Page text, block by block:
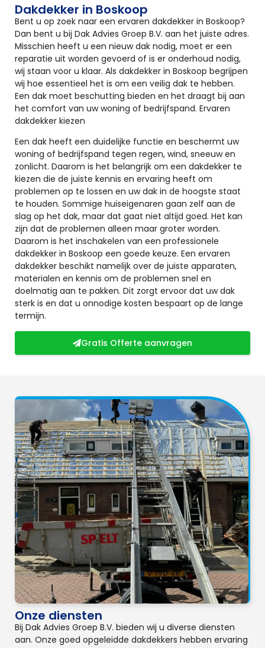
Dakdekker in Boskoop
Bent u op zoek naar een ervaren dakdekker in Boskoop?
Dan bent u bij Dak Advies Groep B.V. aan het juiste adres.
Misschien heeft u een nieuw dak nodig, moet er een
reparatie uit worden gevoerd of is er onderhoud nodig,
wij staan voor u klaar. Als dakdekker in Boskoop begrijpen
wij hoe essentieel het is om een veilig dak te hebben.
Een dak moet beschutting bieden en het draagt bij aan
het comfort van uw woning of bedrijfspand. Ervaren
dakdekker kiezen
Een dak heeft een duidelijke functie en beschermt uw
woning of bedrijfspand tegen regen, wind, sneeuw en
zonlicht. Daarom is het belangrijk om een dakdekker te
kiezen die de juiste kennis en ervaring heeft om
problemen op te lossen en uw dak in de hoogste staat
te houden. Sommige huiseigenaren gaan zelf aan de
slag op het dak, maar dat gaat niet altijd goed. Het kan
zijn dat de problemen alleen maar groter worden.
Daarom is het inschakelen van een professionele
dakdekker in Boskoop een goede keuze. Een ervaren
dakdekker beschikt namelijk over de juiste apparaten,
materialen en kennis om de problemen snel en
doelmatig aan te pakken. Dit zorgt ervoor dat uw dak
sterk is en dat u onnodige kosten bespaart op de lange
termijn.
Gratis Offerte aanvragen
Onze diensten
Bij Dak Advies Groep B.V. bieden wij u diverse diensten
aan. Onze goed opgeleidde dakdekkers hebben ervaring